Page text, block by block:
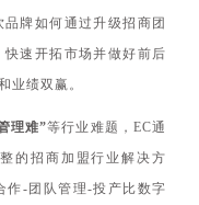
牌如何通过升级招商团
快速开拓市场并做好前后
业绩双赢。
理难”等行业难题，EC通
的招商加盟行业解决方
作-团队管理-投产比数字